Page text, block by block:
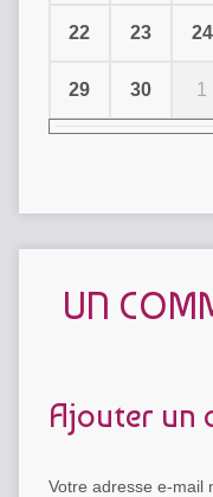
22 23 24
29 30 1
UN
Ajouter un
Votre adresse e-mail